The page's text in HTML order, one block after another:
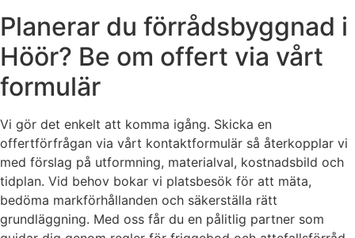
Planerar du förrådsbyggnad i
Höör? Be om offert via vårt
formulär
Vi gör det enkelt att komma igång. Skicka en
offertförfrågan via vårt kontaktformulär så återkopplar vi
med förslag på utformning, materialval, kostnadsbild och
tidplan. Vid behov bokar vi platsbesök för att mäta,
bedöma markförhållanden och säkerställa rätt
grundläggning. Med oss får du en pålitlig partner som